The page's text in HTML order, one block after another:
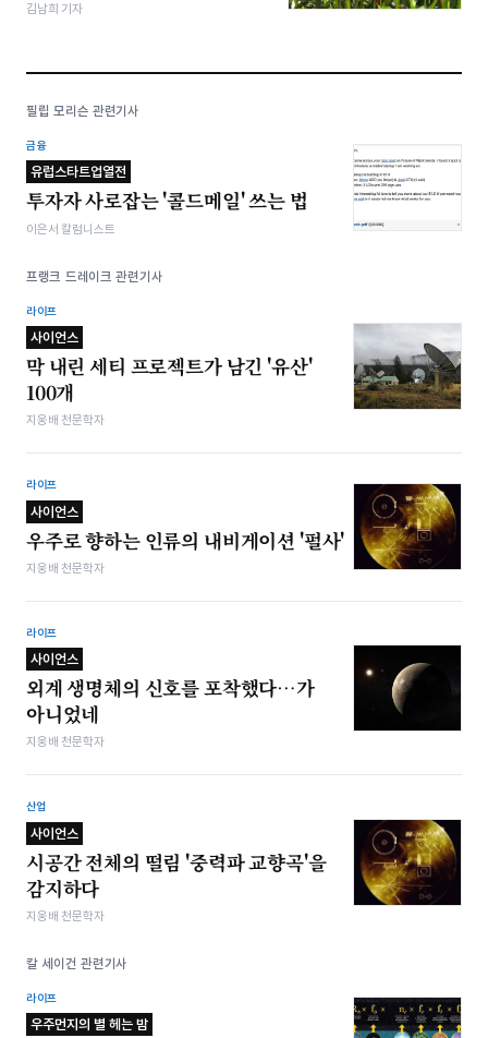
김남희 기자
필립 모리슨 관련기사
금융
유럽스타트업열전
투자자 사로잡는 '콜드메일' 쓰는 법
이은서 칼럼니스트
프랭크 드레이크 관련기사
라이프
사이언스
막 내린 세티 프로젝트가 남긴 '유산'
100개
지웅배 천문학자
라이프
사이언스
우주로 향하는 인류의 내비게이션 '펄사'
지웅배 천문학자
라이프
사이언스
외계 생명체의 신호를 포착했다…가
아니었네
지웅배 천문학자
산업
사이언스
시공간 전체의 떨림 '중력파 교향곡'을
감지하다
지웅배 천문학자
칼 세이건 관련기사
라이프
우주먼지의 별 헤는 밤